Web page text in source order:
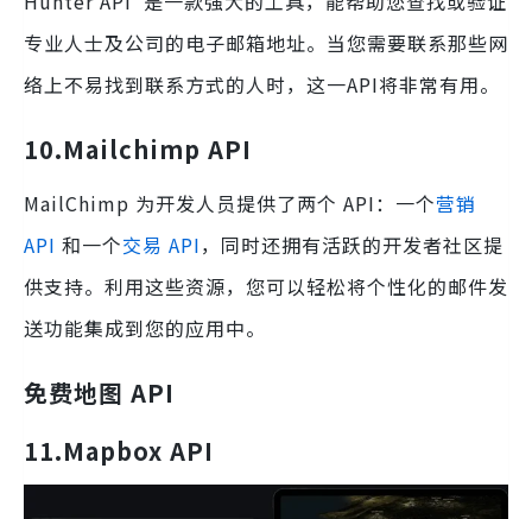
专业人士及公司的电子邮箱地址。当您需要联系那些网
络上不易找到联系方式的人时，这一API将非常有用。
10.Mailchimp API
MailChimp 为开发人员提供了两个 API：一个营销
API 和一个交易 API，同时还拥有活跃的开发者社区提
供支持。利用这些资源，您可以轻松将个性化的邮件发
送功能集成到您的应用中。
免费地图 API
11.Mapbox API